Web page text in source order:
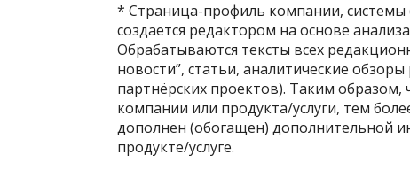
* Страница-профиль компании, системы
создается редактором на основе
Обрабатываются тексты всех
новости”, статьи, аналитические
партнёрских проектов). Таким
компании или продукта/услуги, тем
дополнен (обогащен) дополнительной
продукте/услуге.